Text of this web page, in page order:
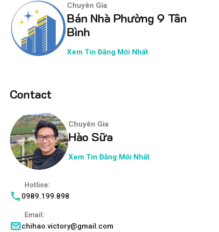
Chuyên Gia
Bán Nhà Phường 9 Tân
Bình
Xem Tin Đăng Mới Nhất
Contact
Chuyên Gia
Hào Sữa
Xem Tin Đăng Mới Nhất
Hotline:
0989.199.898
Email:
chihao.victory@gmail.com